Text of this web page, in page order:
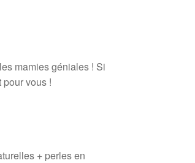
mamies géniales ! Si
vous !
+ perles en